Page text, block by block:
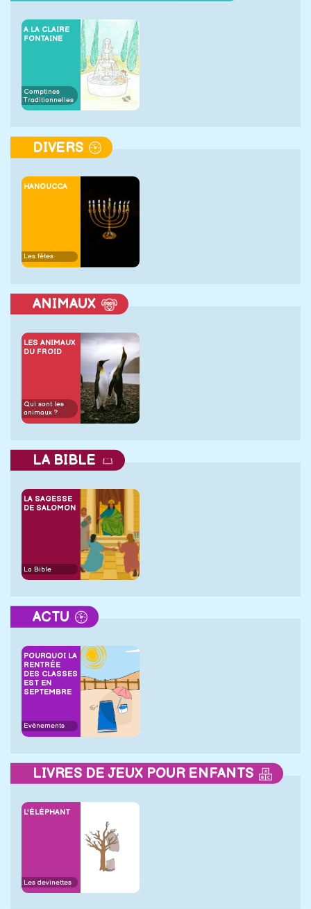
A LA CLAIRE
FONTAINE
Comptines
Traditionnelles
DIVERS
HANOUCCA
Les fêtes
ANIMAUX
LES ANIMAUX
DU FROID
Qui sont les
animaux ?
LA BIBLE
LA SAGESSE
DE SALOMON
La Bible
ACTU
POURQUOI LA
RENTRÉE
DES CLASSES
EST EN
SEPTEMBRE
Evènements
LIVRES DE JEUX POUR ENFANTS
L'ÉLÉPHANT
Les devinettes